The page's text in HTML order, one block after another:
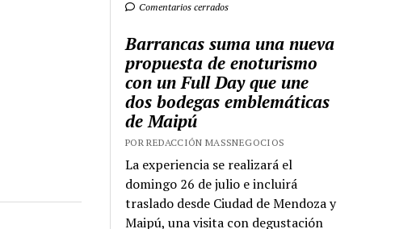
Comentarios cerrados
Barrancas suma una nueva
propuesta de enoturismo
con un Full Day que une
dos bodegas emblemáticas
de Maipú
POR REDACCIÓN MASSNEGOCIOS
La experiencia se realizará el
domingo 26 de julio e incluirá
traslado desde Ciudad de Mendoza y
Maipú, una visita con degustación